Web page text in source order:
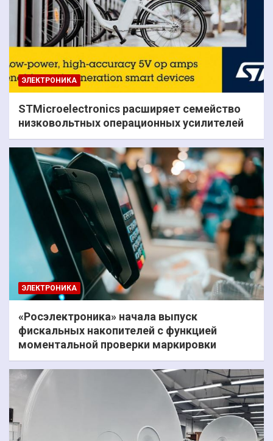
ЭЛЕКТРОНИКА
STMicroelectronics расширяет семейство
низковольтных операционных усилителей
ЭЛЕКТРОНИКА
«Росэлектроника» начала выпуск
фискальных накопителей с функцией
моментальной проверки маркировки